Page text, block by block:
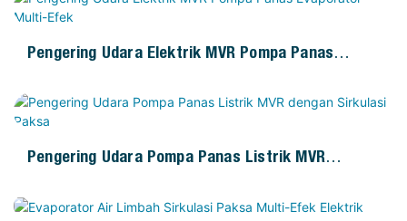
Pengering Udara Elektrik MVR Pompa Panas
Pengering Udara Pompa Panas Listrik MVR